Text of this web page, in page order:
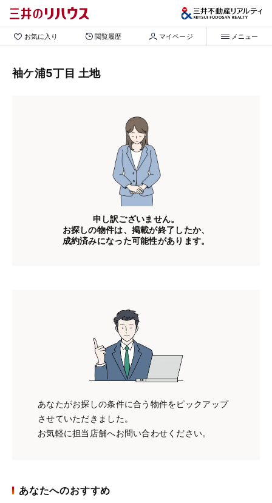
お気に入り 閲覧履歴 マイページ メニュー
袖ケ浦5丁目 土地
申し訳ございません。
お探しの物件は、掲載が終了したか、
成約済みになった可能性があります。
あなたがお探しの条件に合う物件をピックアップ
させていただきました。
お気軽に担当店舗へお問い合わせください。
あなたへのおすすめ